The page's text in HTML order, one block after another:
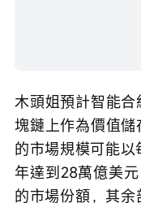
木頭姐預計智能
塊鏈上作為價值儲
的市場規模可能
年達到28萬億美
的市場份額，其